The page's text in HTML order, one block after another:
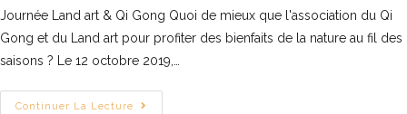
Journée Land art & Qi Gong Quoi de mieux que l'association du Qi
Gong et du Land art pour profiter des bienfaits de la nature au fil des
saisons ? Le 12 octobre 2019,…
Continuer La Lecture